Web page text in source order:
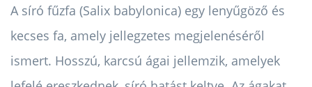
A síró fűzfa (Salix babylonica) egy lenyűgöző és
kecses fa, amely jellegzetes megjelenéséről
ismert. Hosszú, karcsú ágai jellemzik, amelyek